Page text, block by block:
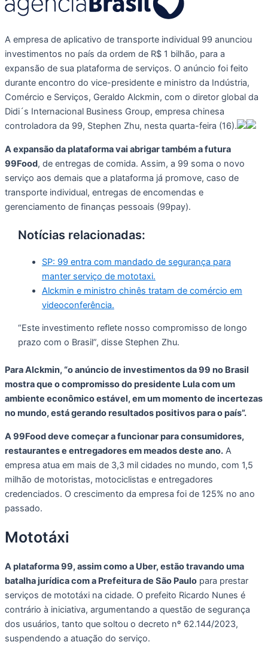
A empresa de aplicativo de transporte individual 99 anunciou
investimentos no país da ordem de R$ 1 bilhão, para a
expansão de sua plataforma de serviços. O anúncio foi feito
durante encontro do vice-presidente e ministro da Indústria,
Comércio e Serviços, Geraldo Alckmin, com o diretor global da
Didi´s Internacional Business Group, empresa chinesa
controladora da 99, Stephen Zhu, nesta quarta-feira (16).
A expansão da plataforma vai abrigar também a futura
99Food, de entregas de comida. Assim, a 99 soma o novo
serviço aos demais que a plataforma já promove, caso de
transporte individual, entregas de encomendas e
gerenciamento de finanças pessoais (99pay).
Notícias relacionadas:
SP: 99 entra com mandado de segurança para
manter serviço de mototaxi.
Alckmin e ministro chinês tratam de comércio em
videoconferência.
“Este investimento reflete nosso compromisso de longo
prazo com o Brasil”, disse Stephen Zhu.
Para Alckmin, “o anúncio de investimentos da 99 no Brasil
mostra que o compromisso do presidente Lula com um
ambiente econômico estável, em um momento de incertezas
no mundo, está gerando resultados positivos para o país”.
A 99Food deve começar a funcionar para consumidores,
restaurantes e entregadores em meados deste ano. A
empresa atua em mais de 3,3 mil cidades no mundo, com 1,5
milhão de motoristas, motociclistas e entregadores
credenciados. O crescimento da empresa foi de 125% no ano
passado.
Mototáxi
A plataforma 99, assim como a Uber, estão travando uma
batalha jurídica com a Prefeitura de São Paulo para prestar
serviços de mototáxi na cidade. O prefeito Ricardo Nunes é
contrário à iniciativa, argumentando a questão de segurança
dos usuários, tanto que soltou o decreto nº 62.144/2023,
suspendendo a atuação do serviço.